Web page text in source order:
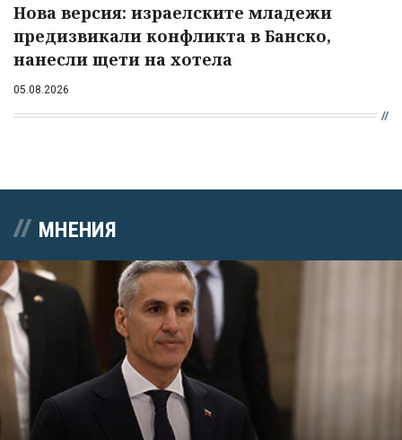
Нова версия: израелските младежи
предизвикали конфликта в Банско,
нанесли щети на хотела
05.08.2026
МНЕНИЯ